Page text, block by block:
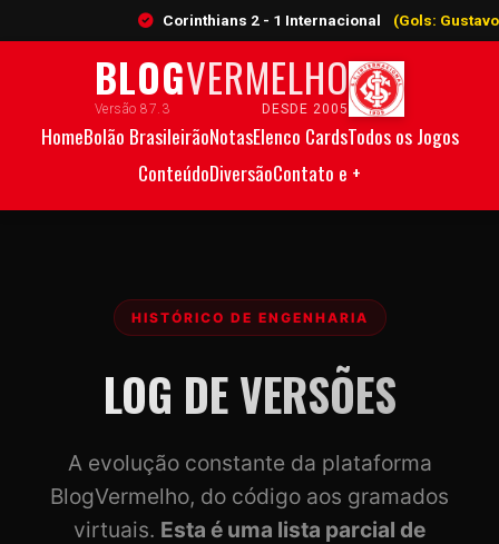
Corinthians 2 - 1 Internacional (Gols: Gustavo
BLOGVERMELHO
Versão 87.3 DESDE 2005
HomeBolão BrasileirãoNotasElenco CardsTodos os Jogos
ConteúdoDiversãoContato e +
HISTÓRICO DE ENGENHARIA
LOG DE VERSÕES
A evolução constante da plataforma
BlogVermelho, do código aos gramados
virtuais. Esta é uma lista parcial de